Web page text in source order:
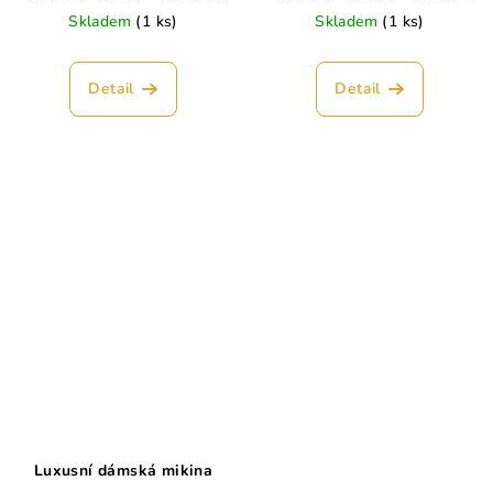
Skladem (1 ks)
Detail
Skladem (1 ks)
Detail
Luxusní dámská mikina